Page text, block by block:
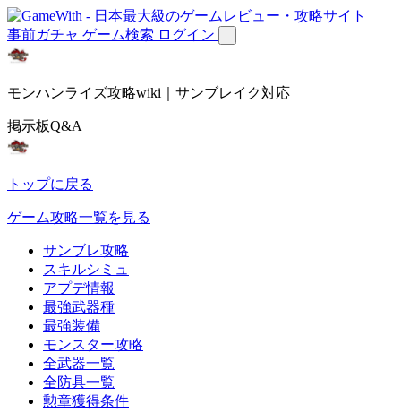
事前ガチャ ゲーム検索 ログイン
モンハンライズ攻略wiki｜サンブレイク対応
掲示板Q&A
トップに戻る
ゲーム攻略一覧を見る
サンブレ攻略
スキルシミュ
アプデ情報
最強武器種
最強装備
モンスター攻略
全武器一覧
全防具一覧
勲章獲得条件